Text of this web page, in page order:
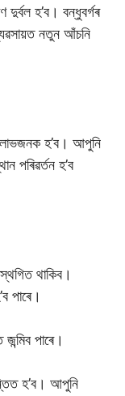
হ’ব। বন্ধুবৰ্গৰ
নতুন আঁচনি
লাভজনক হ’ব। আপুনি
পৰিৱৰ্তন হ’ব
থাকিব।
পাৰে।
পাৰে।
হ’ব। আপুনি